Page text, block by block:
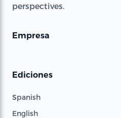
perspectives.
Empresa
Ediciones
Spanish
English